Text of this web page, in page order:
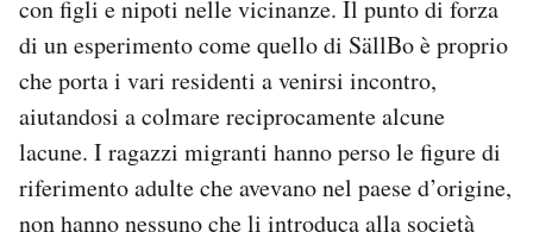
con figli e nipoti nelle vicinanze. Il punto di forza
di un esperimento come quello di SällBo è proprio
che porta i vari residenti a venirsi incontro,
aiutandosi a colmare reciprocamente alcune
lacune. I ragazzi migranti hanno perso le figure di
riferimento adulte che avevano nel paese d’origine,
non hanno nessuno che li introduca alla società